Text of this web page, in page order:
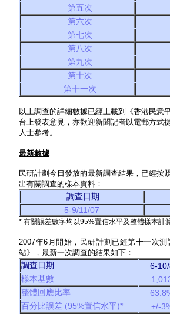
第五次
第六次
第七次
第八次
第九次
第十次
第十一次
以上調查的詳細數據已經上載到《香港民意
台上發表意見，亦歡迎新聞記者以電郵方式
人士參考。
最新數據
民研計劃今日發放的最新調查結果，已經按
出有關調查的樣本資料：
調查日期
5-9/11/07
* 有關誤差數字均以95%置信水平及整體樣本
2007年6月開始，民研計劃已經第十一次
站》，最新一次調查的結果如下：
調查日期 6-
樣本基數
整體回應比率
百分比誤差 (95%置信水平)*
+/-